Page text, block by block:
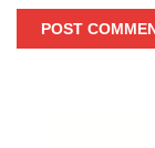
POST